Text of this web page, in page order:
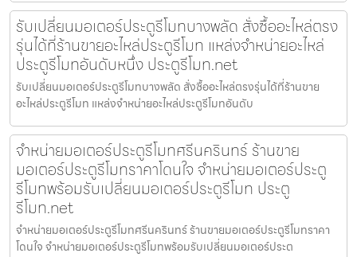
รับเปลี่ยนมอเตอร์ประตูรีโมทบางพลัด สั่งซื้ออะไหล่ตรง
รุ่นได้ที่ร้านขายอะไหล่ประตูรีโมท แหล่งจำหน่ายอะไหล่
ประตูรีโมทอันดับหนึ่ง ประตูรีโมท.net
รับเปลี่ยนมอเตอร์ประตูรีโมทบางพลัด สั่งซื้ออะไหล่ตรงรุ่นได้ที่ร้านขาย
อะไหล่ประตูรีโมท แหล่งจำหน่ายอะไหล่ประตูรีโมทอันดับ
จำหน่ายมอเตอร์ประตูรีโมทศรีนครินทร์ ร้านขาย
มอเตอร์ประตูรีโมทราคาโดนใจ จำหน่ายมอเตอร์ประตู
รีโมทพร้อมรับเปลี่ยนมอเตอร์ประตูรีโมท ประตู
รีโมท.net
จำหน่ายมอเตอร์ประตูรีโมทศรีนครินทร์ ร้านขายมอเตอร์ประตูรีโมทราคา
โดนใจ จำหน่ายมอเตอร์ประตูรีโมทพร้อมรับเปลี่ยนมอเตอร์ประต